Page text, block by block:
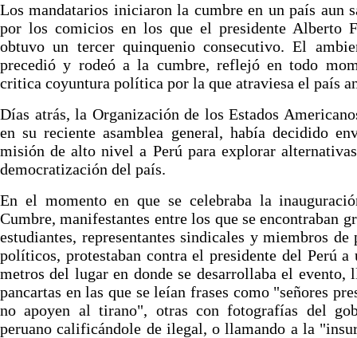
Los mandatarios iniciaron la cumbre en un país aun
por los comicios en los que el presidente Alberto
obtuvo un tercer quinquenio consecutivo. El
precedió y rodeó a la cumbre, reflejó en todo
critica coyuntura política por la que atraviesa el país
Días atrás, la Organización de los Estados
en su reciente asamblea general, había decidido
misión de alto nivel a Perú para explorar
democratización del país.
En el momento en que se celebraba la
Cumbre, manifestantes entre los que se encontraban
estudiantes, representantes sindicales y miembros de
políticos, protestaban contra el presidente del Perú a
metros del lugar en donde se desarrollaba el evento,
pancartas en las que se leían frases como "señores
no apoyen al tirano", otras con fotografías del
peruano calificándole de ilegal, o llamando a la